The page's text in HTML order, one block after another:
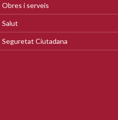
Obres i serveis
Salut
Seguretat Ciutadana